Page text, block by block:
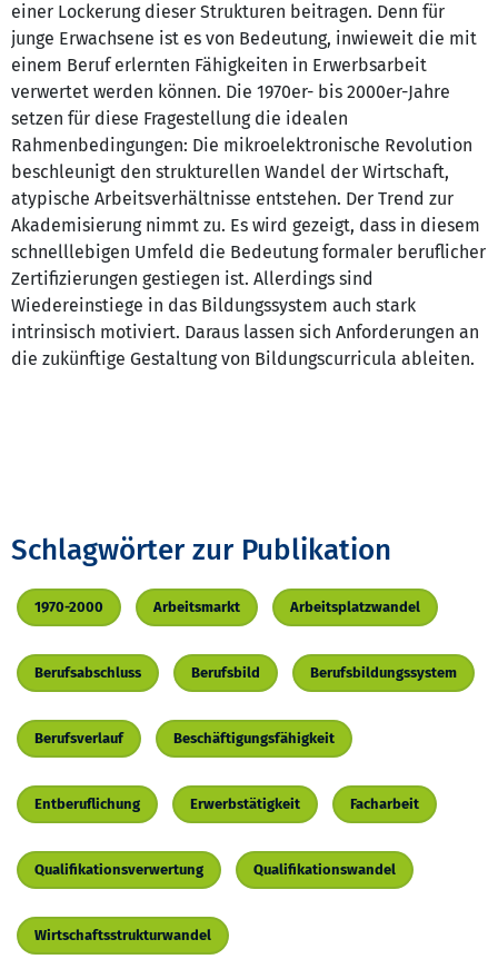
einer Lockerung dieser Strukturen beitragen. Denn für
junge Erwachsene ist es von Bedeutung, inwieweit die mit
einem Beruf erlernten Fähigkeiten in Erwerbsarbeit
verwertet werden können. Die 1970er- bis 2000er-Jahre
setzen für diese Fragestellung die idealen
Rahmenbedingungen: Die mikroelektronische Revolution
beschleunigt den strukturellen Wandel der Wirtschaft,
atypische Arbeitsverhältnisse entstehen. Der Trend zur
Akademisierung nimmt zu. Es wird gezeigt, dass in diesem
schnelllebigen Umfeld die Bedeutung formaler beruflicher
Zertifizierungen gestiegen ist. Allerdings sind
Wiedereinstiege in das Bildungssystem auch stark
intrinsisch motiviert. Daraus lassen sich Anforderungen an
die zukünftige Gestaltung von Bildungscurricula ableiten.
Schlagwörter zur Publikation
1970-2000 Arbeitsmarkt Arbeitsplatzwandel
Berufsabschluss Berufsbild Berufsbildungssystem
Berufsverlauf Beschäftigungsfähigkeit
Entberuflichung Erwerbstätigkeit Facharbeit
Qualifikationsverwertung Qualifikationswandel
Wirtschaftsstrukturwandel